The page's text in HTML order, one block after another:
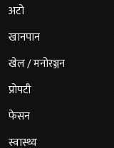
अटो
खानपान
खेल / मनोरञ्जन
प्रोपटी
फेसन
स्वास्थ्य